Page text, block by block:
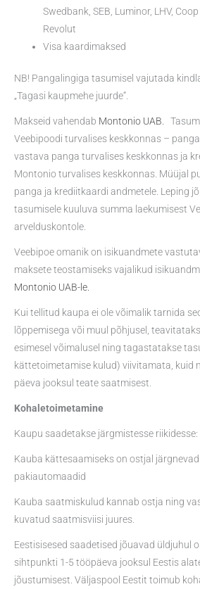
Swedbank, SEB, Luminor, LHV,
Revolut
Visa kaardimaksed
NB! Pangalingiga tasumisel vajutada
„Tagasi kaupmehe juurde“.
Makseid vahendab Montonio UAB.
Veebipoodi turvalises keskkonnas –
vastava panga turvalises keskkonnas ja
Montonio turvalises keskkonnas. Müüjal
panga ja krediitkaardi andmetele. Leping
tasumisele kuuluva summa laekumisest
arvelduskontole.
Veebipoe omanik on isikuandmete
maksete teostamiseks vajalikud
Montonio UAB-le.
Kui tellitud kaupa ei ole võimalik tarnida
lõppemisega või muul põhjusel,
esimesel võimalusel ning tagastatakse
kättetoimetamise kulud) viivitamata, kuid
päeva jooksul teate saatmisest.
Kohaletoimetamine
Kaupu saadetakse järgmistesse
Kauba kättesaamiseks on ostjal
pakiautomaadid
Kauba saatmiskulud kannab ostja ning
kuvatud saatmisviisi juures.
Eestisisesed saadetised jõuavad üldjuhul
sihtpunkti 1-5 tööpäeva jooksul Eestis
jõustumisest. Väljaspool Eestit toimub